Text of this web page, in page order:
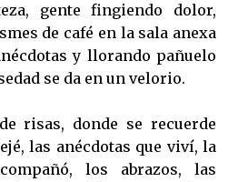
gente fingiendo dolor,
de café en la sala anexa
y llorando pañuelo
se da en un velorio.
risas, donde se recuerde
las anécdotas que viví, la
los abrazos, las